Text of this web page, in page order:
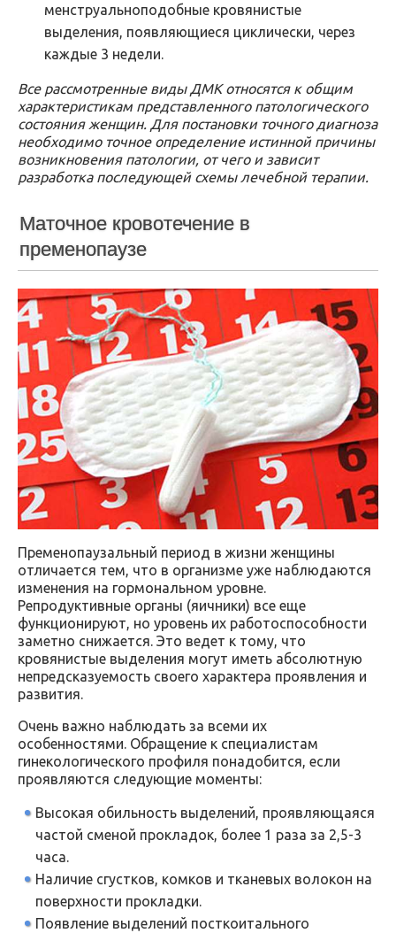
менструальноподобные кровянистые
выделения, появляющиеся циклически, через
каждые 3 недели.
Все рассмотренные виды ДМК относятся к общим
характеристикам представленного патологического
состояния женщин. Для постановки точного диагноза
необходимо точное определение истинной причины
возникновения патологии, от чего и зависит
разработка последующей схемы лечебной терапии.
Маточное кровотечение в
пременопаузе
Пременопаузальный период в жизни женщины
отличается тем, что в организме уже наблюдаются
изменения на гормональном уровне.
Репродуктивные органы (яичники) все еще
функционируют, но уровень их работоспособности
заметно снижается. Это ведет к тому, что
кровянистые выделения могут иметь абсолютную
непредсказуемость своего характера проявления и
развития.
Очень важно наблюдать за всеми их
особенностями. Обращение к специалистам
гинекологического профиля понадобится, если
проявляются следующие моменты:
Высокая обильность выделений, проявляющаяся
частой сменой прокладок, более 1 раза за 2,5-3
часа.
Наличие сгустков, комков и тканевых волокон на
поверхности прокладки.
Появление выделений посткоитального